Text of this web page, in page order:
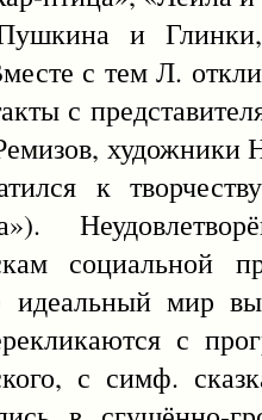
Пушкина и
с тем Л.
с
к
социальной
идеальный мир
с
с симф.